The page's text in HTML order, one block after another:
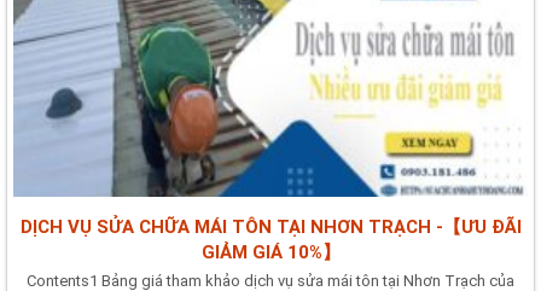
DỊCH VỤ SỬA CHỮA MÁI TÔN TẠI NHƠN TRẠCH -【ƯU ĐÃI
GIẢM GIÁ 10%】
Contents1 Bảng giá tham khảo dịch vụ sửa mái tôn tại Nhơn Trạch của